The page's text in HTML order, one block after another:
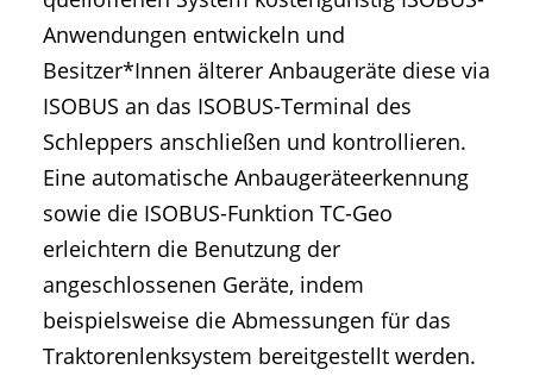
Anwendungen entwickeln und
Besitzer*Innen älterer Anbaugeräte diese via
ISOBUS an das ISOBUS-Terminal des
Schleppers anschließen und kontrollieren.
Eine automatische Anbaugeräteerkennung
sowie die ISOBUS-Funktion TC-Geo
erleichtern die Benutzung der
angeschlossenen Geräte, indem
beispielsweise die Abmessungen für das
Traktorenlenksystem bereitgestellt werden.